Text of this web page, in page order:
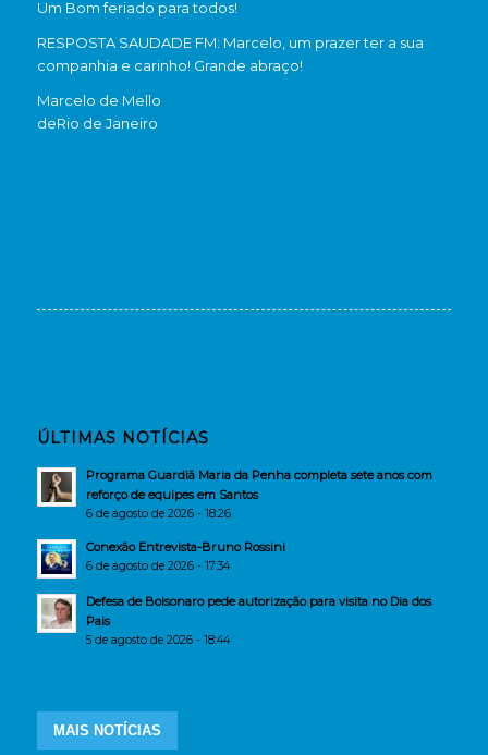
Um Bom feriado para todos!
RESPOSTA SAUDADE FM: Marcelo, um prazer ter a sua
companhia e carinho! Grande abraço!
Marcelo de Mello
deRio de Janeiro
ÚLTIMAS NOTÍCIAS
Programa Guardiã Maria da Penha completa sete anos com
reforço de equipes em Santos
6 de agosto de 2026 - 18:26
Conexão Entrevista-Bruno Rossini
6 de agosto de 2026 - 17:34
Defesa de Bolsonaro pede autorização para visita no Dia dos
Pais
5 de agosto de 2026 - 18:44
MAIS NOTÍCIAS